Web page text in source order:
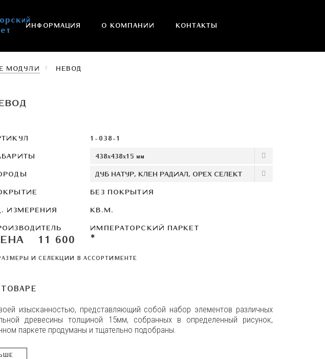
ИНФОРМАЦИЯ О КОМПАНИИ КОНТАКТЫ
МОДУЛИ НЕВОД
1-038-1
БЕЗ ПОКРЫТИЯ
ИЗМЕРЕНИЯ
КВ.М.
ИМПЕРАТОРСКИЙ ПАРКЕТ
11 600 ✱
И СЕЛЕКЦИИ В АССОРТИМЕНТЕ
изысканностью, представляющий собой набор элементов различных
древесины толщиной 15мм, собранных в определенный рисунок,
паркете продуманы и тщательно подобраны.